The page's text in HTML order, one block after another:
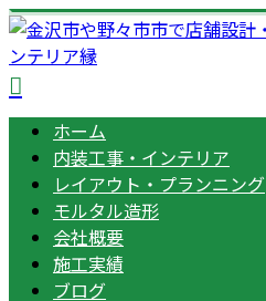
ホーム
内装工事・インテリア
レイアウト・プランニング
モルタル造形
会社概要
施工実績
ブログ